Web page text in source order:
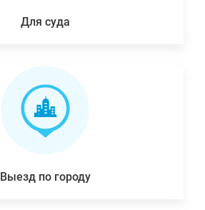
Для суда
Выезд по городу